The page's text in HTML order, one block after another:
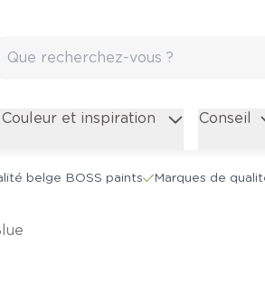
Couleur et inspiration Conseil
belge BOSS paints Marques de